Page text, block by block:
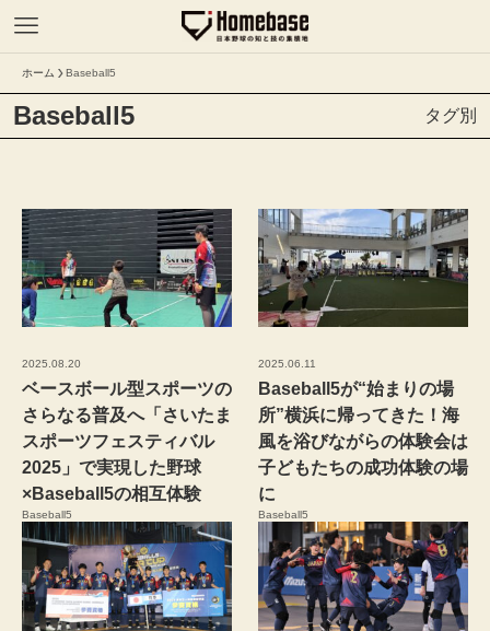
ホーム Baseball5
Baseball5 タグ別
2025.08.20
ベースボール型スポーツの
さらなる普及へ「さいたま
スポーツフェスティバル
2025」で実現した野球
×Baseball5の相互体験
Baseball5
2025.06.11
Baseball5が“始まりの場
所”横浜に帰ってきた！海
風を浴びながらの体験会は
子どもたちの成功体験の場
に
Baseball5